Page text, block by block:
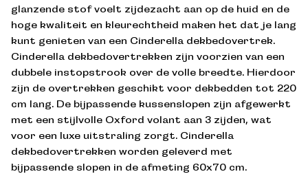
glanzende stof voelt zijdezacht aan op de huid en de
hoge kwaliteit en kleurechtheid maken het dat je lang
kunt genieten van een Cinderella dekbedovertrek.
Cinderella dekbedovertrekken zijn voorzien van een
dubbele instopstrook over de volle breedte. Hierdoor
zijn de overtrekken geschikt voor dekbedden tot 220
cm lang. De bijpassende kussenslopen zijn afgewerkt
met een stijlvolle Oxford volant aan 3 zijden, wat
voor een luxe uitstraling zorgt. Cinderella
dekbedovertrekken worden geleverd met
bijpassende slopen in de afmeting 60x70 cm.